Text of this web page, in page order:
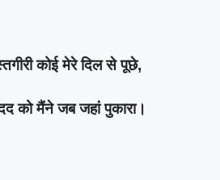
कोई मेरे दिल से पूछे,
को मैंने जब जहां पुकारा।